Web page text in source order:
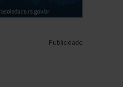
Publicidade